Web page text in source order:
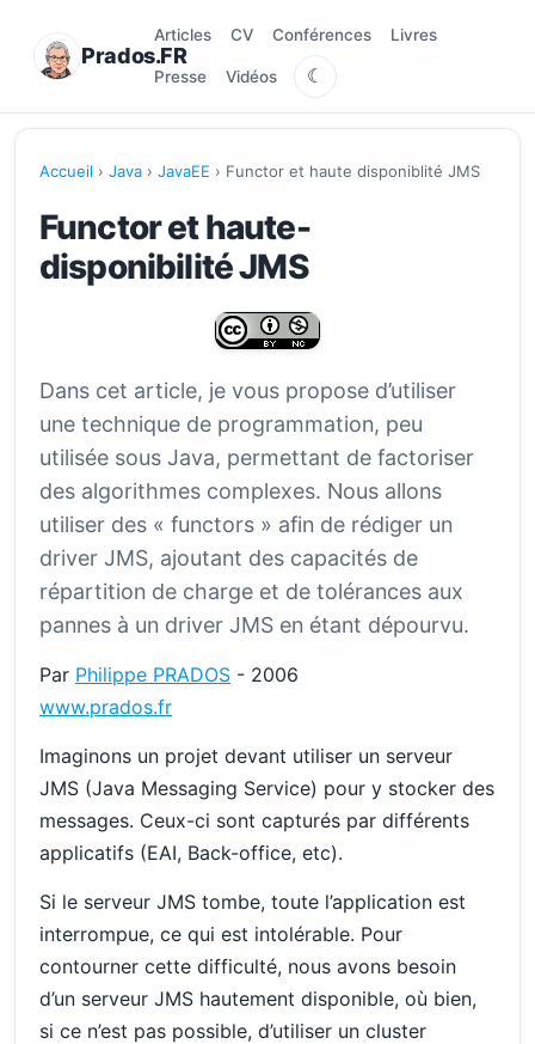
Prados.FR
Articles CV Conférences Livres
Presse Vidéos ☾
Accueil › Java › JavaEE › Functor et haute disponiblité JMS
Functor et haute-
disponibilité JMS
Dans cet article, je vous propose d’utiliser
une technique de programmation, peu
utilisée sous Java, permettant de factoriser
des algorithmes complexes. Nous allons
utiliser des « functors » afin de rédiger un
driver JMS, ajoutant des capacités de
répartition de charge et de tolérances aux
pannes à un driver JMS en étant dépourvu.
Par Philippe PRADOS - 2006
www.prados.fr
Imaginons un projet devant utiliser un serveur
JMS (Java Messaging Service) pour y stocker des
messages. Ceux-ci sont capturés par différents
applicatifs (EAI, Back-office, etc).
Si le serveur JMS tombe, toute l’application est
interrompue, ce qui est intolérable. Pour
contourner cette difficulté, nous avons besoin
d’un serveur JMS hautement disponible, où bien,
si ce n’est pas possible, d’utiliser un cluster